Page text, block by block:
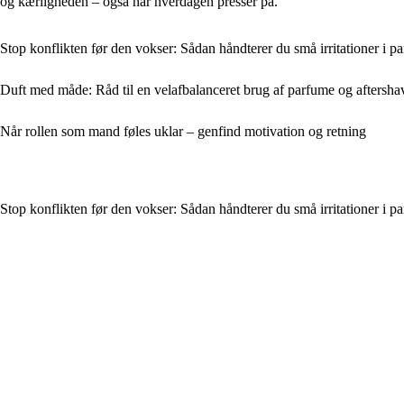
Stop konflikten før den vokser: Sådan håndterer du små irritationer i
Duft med måde: Råd til en velafbalanceret brug af parfume og
Når rollen som mand føles uklar – genfind motivation og retning
Stop konflikten før den vokser: Sådan håndterer du små irritationer i